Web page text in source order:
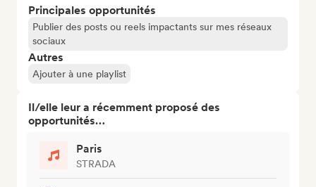
Principales opportunités
Publier des posts ou reels impactants sur mes réseaux
sociaux
Autres
Ajouter à une playlist
Il/elle leur a récemment proposé des
opportunités…
Paris
STRADA